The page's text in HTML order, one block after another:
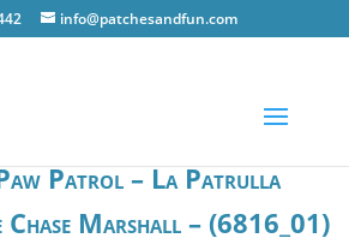
info@patchesandfun.com
Patrol – La Patrulla
Chase Marshall – (6816_01)